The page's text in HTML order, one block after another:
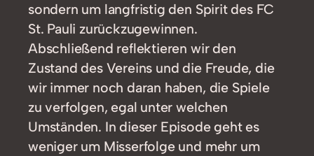
sondern um langfristig den Spirit des FC
St. Pauli zurückzugewinnen.
Abschließend reflektieren wir den
Zustand des Vereins und die Freude, die
wir immer noch daran haben, die Spiele
zu verfolgen, egal unter welchen
Umständen. In dieser Episode geht es
weniger um Misserfolge und mehr um